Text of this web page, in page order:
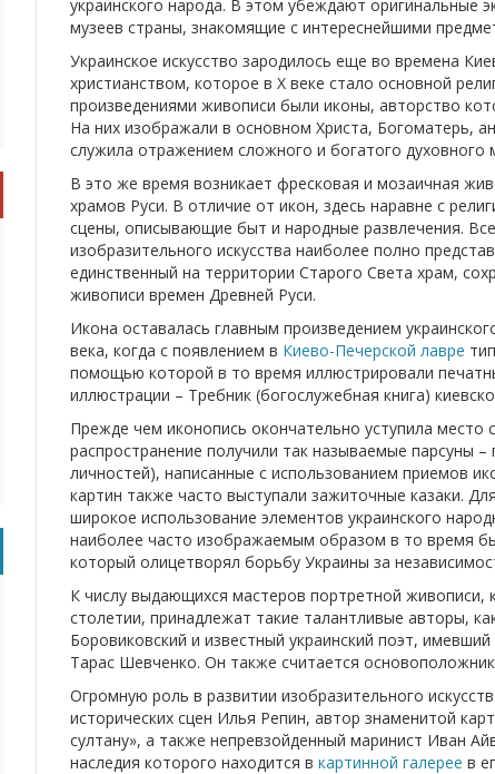
украинского народа. В этом убеждают оригинальные
музеев страны, знакомящие с интереснейшими
Украинское искусство зародилось еще во времена
христианством, которое в Х веке стало основной
произведениями живописи были иконы, авторство
На них изображали в основном Христа, Богоматерь,
служила отражением сложного и богатого духовного
В это же время возникает фресковая и мозаичная
храмов Руси. В отличие от икон, здесь наравне с
сцены, описывающие быт и народные развлечения.
изобразительного искусства наиболее полно
единственный на территории Старого Света храм,
живописи времен Древней Руси.
Икона оставалась главным произведением
века, когда с появлением в Киево-Печерской лавре
помощью которой в то время иллюстрировали
иллюстрации – Требник (богослужебная книга)
Прежде чем иконопись окончательно уступила место
распространение получили так называемые парсуны
личностей), написанные с использованием приемов
картин также часто выступали зажиточные казаки.
широкое использование элементов украинского
наиболее часто изображаемым образом в то время
который олицетворял борьбу Украины за
К числу выдающихся мастеров портретной живописи,
столетии, принадлежат такие талантливые авторы,
Боровиковский и известный украинский поэт,
Тарас Шевченко. Он также считается
Огромную роль в развитии изобразительного
исторических сцен Илья Репин, автор знаменитой
султану», а также непревзойденный маринист Иван
наследия которого находится в картинной галерее в